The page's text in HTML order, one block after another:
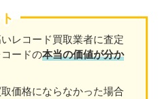
レコード買取業者に査定
ードの本当の価値が分か
価格にならなかった場合